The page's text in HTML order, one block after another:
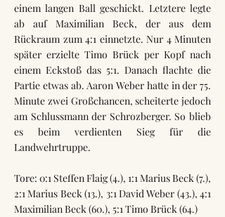
einem langen Ball geschickt. Letztere legte
ab auf Maximilian Beck, der aus dem
Rückraum zum 4:1 einnetzte. Nur 4 Minuten
später erzielte Timo Brück per Kopf nach
einem Eckstoß das 5:1. Danach flachte die
Partie etwas ab. Aaron Weber hatte in der 75.
Minute zwei Großchancen, scheiterte jedoch
am Schlussmann der Schrozberger. So blieb
es beim verdienten Sieg für die
Landwehrtruppe.
Tore: 0:1 Steffen Flaig (4.), 1:1 Marius Beck (7.),
2:1 Marius Beck (13.), 3:1 David Weber (43.), 4:1
Maximilian Beck (60.), 5:1 Timo Brück (64.)